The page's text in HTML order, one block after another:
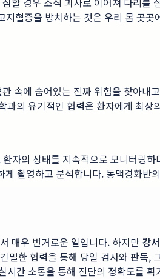
혈증을 방치하는 것은 우리 몸 곳
속에 숨어있는 진짜 위험을 찾아내
과의 유기적인 협력은 환자에게 최
자의 상태를 지속적으로 모니터링
촬영하고 분석합니다. 동맥경화반
매우 번거로운 일입니다. 하지만 강
밀한 협력을 통해 당일 검사와 판독,
간 소통을 통해 진단의 정확도를